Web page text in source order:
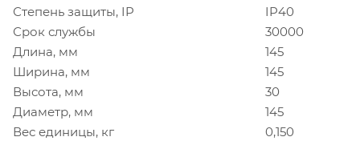
Степень защиты, IP
IP40
Срок службы
30000
Длина, мм
145
Ширина, мм
145
Высота, мм
30
Диаметр, мм
145
Вес единицы, кг
0,150